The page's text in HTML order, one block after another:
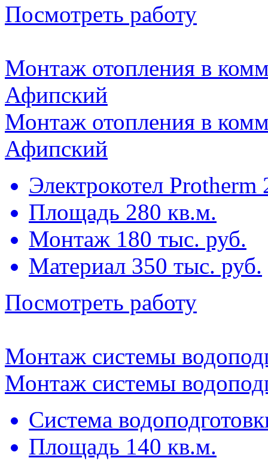
Посмотреть работу
Монтаж отопления в
Афипский
Монтаж отопления в
Афипский
Электрокотел Protherm
Площадь 280 кв.м.
Монтаж 180 тыс. руб.
Материал 350 тыс. руб.
Посмотреть работу
Монтаж системы
Монтаж системы
Система
Площадь 140 кв.м.